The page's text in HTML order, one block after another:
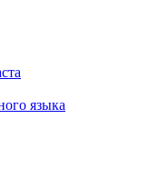
языка